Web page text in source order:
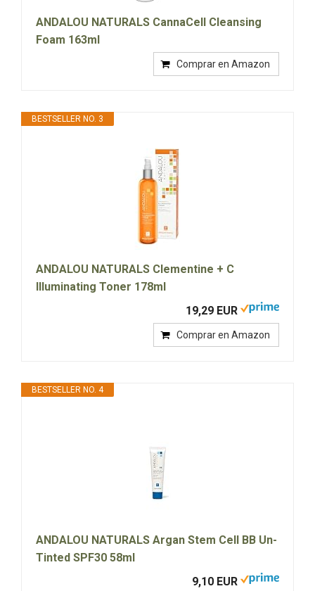
ANDALOU NATURALS CannaCell Cleansing
Foam 163ml
Comprar en Amazon
BESTSELLER NO. 3
ANDALOU NATURALS Clementine + C
Illuminating Toner 178ml
19,29 EUR
Comprar en Amazon
BESTSELLER NO. 4
ANDALOU NATURALS Argan Stem Cell BB Un-
Tinted SPF30 58ml
9,10 EUR